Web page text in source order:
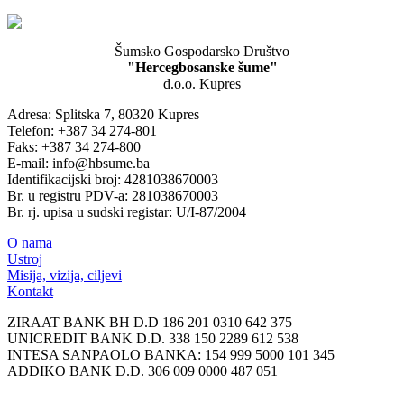
Šumsko Gospodarsko Društvo
"Hercegbosanske šume"
d.o.o. Kupres
Adresa: Splitska 7, 80320 Kupres
Telefon: +387 34 274-801
Faks: +387 34 274-800
E-mail: info@hbsume.ba
Identifikacijski broj: 4281038670003
Br. u registru PDV-a: 281038670003
Br. rj. upisa u sudski registar: U/I-87/2004
O nama
Ustroj
Misija, vizija, ciljevi
Kontakt
ZIRAAT BANK BH D.D 186 201 0310 642 375
UNICREDIT BANK D.D. 338 150 2289 612 538
INTESA SANPAOLO BANKA: 154 999 5000 101 345
ADDIKO BANK D.D. 306 009 0000 487 051